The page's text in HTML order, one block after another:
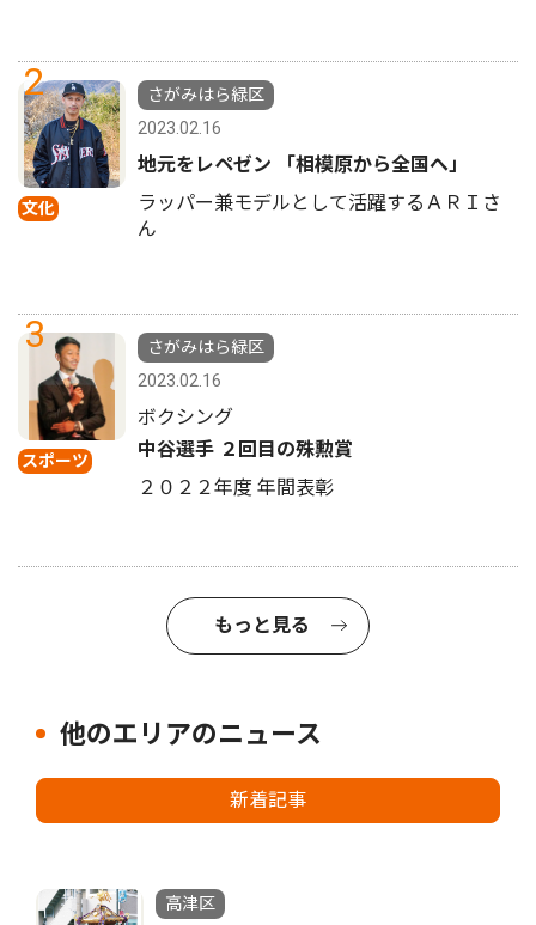
2
文化
さがみはら緑区
2023.02.16
地元をレペゼン 「相模原から全国へ」
ラッパー兼モデルとして活躍するＡＲＩさ
ん
3
スポーツ
さがみはら緑区
2023.02.16
ボクシング
中谷選手 ２回目の殊勲賞
２０２２年度 年間表彰
もっと見る
他のエリアのニュース
新着記事
高津区